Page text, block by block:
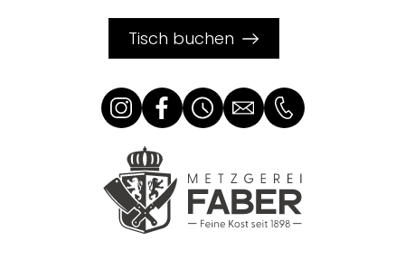
Tisch buchen